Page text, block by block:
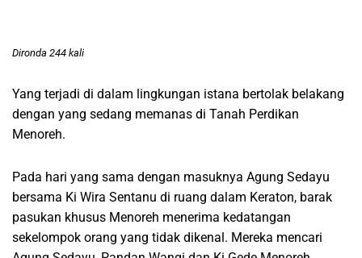
Dironda 244 kali
Yang terjadi di dalam lingkungan istana bertolak belakang
dengan yang sedang memanas di Tanah Perdikan
Menoreh.
Pada hari yang sama dengan masuknya Agung Sedayu
bersama Ki Wira Sentanu di ruang dalam Keraton, barak
pasukan khusus Menoreh menerima kedatangan
sekelompok orang yang tidak dikenal. Mereka mencari